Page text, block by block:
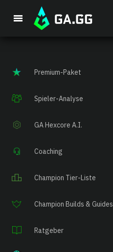
Premium-Paket
Spieler-Analyse
GA Hexcore A.I.
Coaching
Champion Tier-Liste
Champion Builds & Guides
Ratgeber